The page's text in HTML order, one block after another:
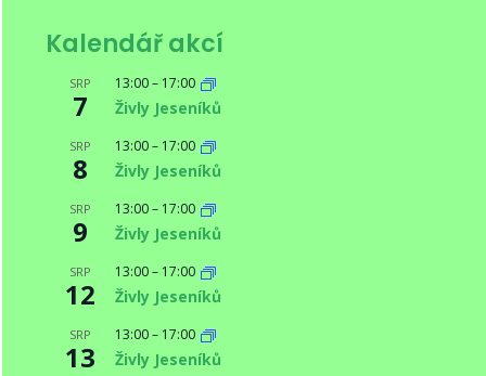
Kalendář akcí
SRP
7
13:00– 17:00
Živly Jeseníků
SRP
8
13:00– 17:00
Živly Jeseníků
SRP
9
13:00– 17:00
Živly Jeseníků
SRP
12
13:00– 17:00
Živly Jeseníků
SRP
13
13:00– 17:00
Živly Jeseníků